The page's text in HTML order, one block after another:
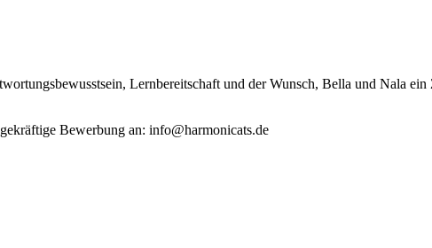
Lernbereitschaft und der Wunsch, Bella und Nala ein
Bewerbung an: info@harmonicats.de